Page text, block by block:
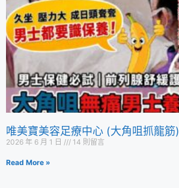
唯美寶美容足療中心 (大角咀抓龍筋)
2026 年 6 月 1 日 14 則留言
Read More »